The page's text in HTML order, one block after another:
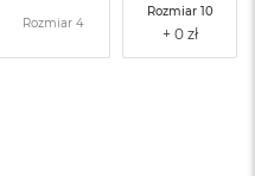
Rozmiar 4
Rozmiar 10